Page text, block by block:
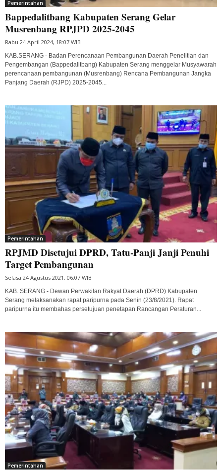
Pemerintahan
Bappedalitbang Kabupaten Serang Gelar
Musrenbang RPJPD 2025-2045
Rabu 24 April 2024, 18:07 WIB
KAB.SERANG - Badan Perencanaan Pembangunan Daerah Penelitian dan
Pengembangan (Bappedalitbang) Kabupaten Serang menggelar Musyawarah
perencanaan pembangunan (Musrenbang) Rencana Pembangunan Jangka
Panjang Daerah (RJPD) 2025-2045...
Pemerintahan
RPJMD Disetujui DPRD, Tatu-Panji Janji Penuhi
Target Pembangunan
Selasa 24 Agustus 2021, 06:07 WIB
KAB. SERANG - Dewan Perwakilan Rakyat Daerah (DPRD) Kabupaten
Serang melaksanakan rapat paripurna pada Senin (23/8/2021). Rapat
paripurna itu membahas persetujuan penetapan Rancangan Peraturan...
Pemerintahan